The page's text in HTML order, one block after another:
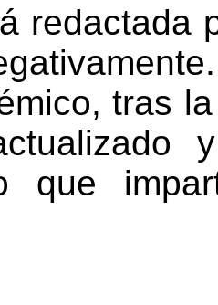
redactada
tras
que